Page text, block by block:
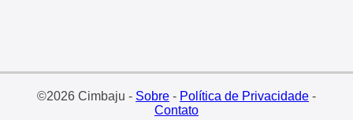
©2026 Cimbaju - Sobre- Política de Privacidade-
Contato